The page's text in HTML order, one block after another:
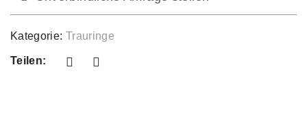
Kategorie: Trauringe
Teilen: